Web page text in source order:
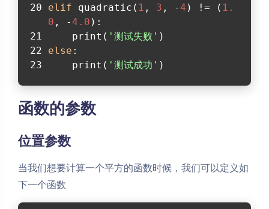
elif quadratic( 1 , 3 , -4 ) != ( 1.
0 , -4.0 ):
    print(
'测试失败' )
else :
    print(
'测试成功' )
函数的参数
位置参数
当我们想要计算一个平方的函数时候，我们可以定义如
下一个函数